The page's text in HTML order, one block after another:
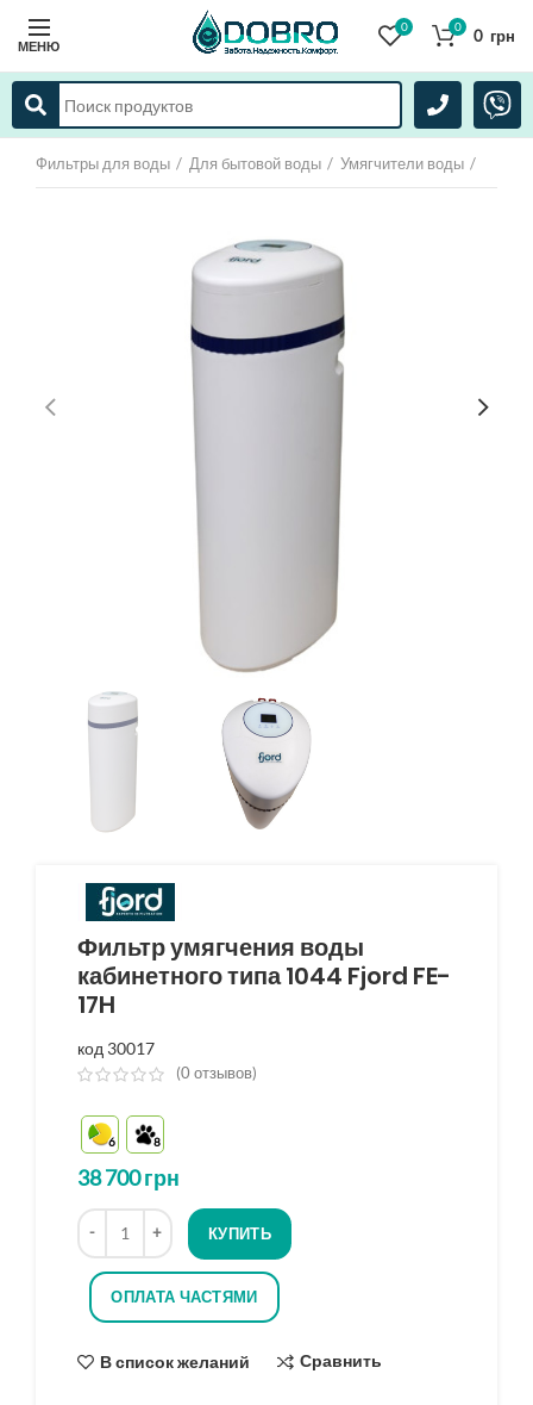
МЕНЮ
0 0 0 грн
Фильтры для воды Для бытовой воды Умягчители воды
Фильтр умягчения воды
кабинетного типа 1044 Fjord FE-
17H
код 30017
(0 отзывов)
6 8
38 700грн
Количество
КУПИТЬ
ОПЛАТА ЧАСТЯМИ
В список желаний Сравнить